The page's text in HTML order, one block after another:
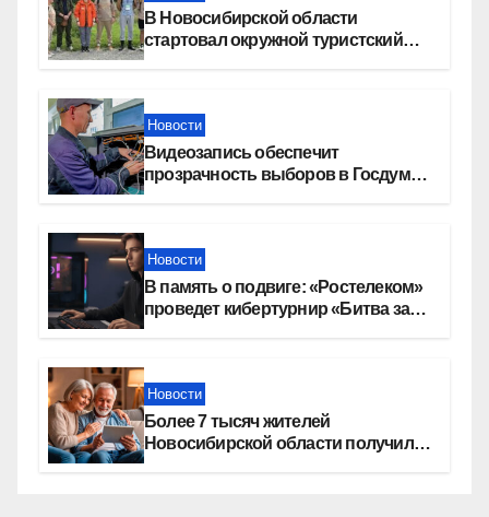
В Новосибирской области
стартовал окружной туристский
Новости
Видеозапись обеспечит
прозрачность выборов в Госдуму
Новости
В память о подвиге: «Ростелеком»
проведет кибертурнир «Битва за
Новости
Более 7 тысяч жителей
Новосибирской области получили